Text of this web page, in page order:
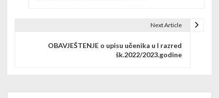
Next Article
OBAVJEŠTENJE o upisu učenika u I razred
šk.2022/2023.godine